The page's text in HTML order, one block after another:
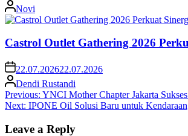
Novi
Castrol Outlet Gathering 2026
22.07.202622.07.2026
Dendi Rustandi
Post
navigation
Previous: YNCI Mother Chapter Jakarta
Next: IPONE Oil Solusi Baru untuk
Leave a Reply